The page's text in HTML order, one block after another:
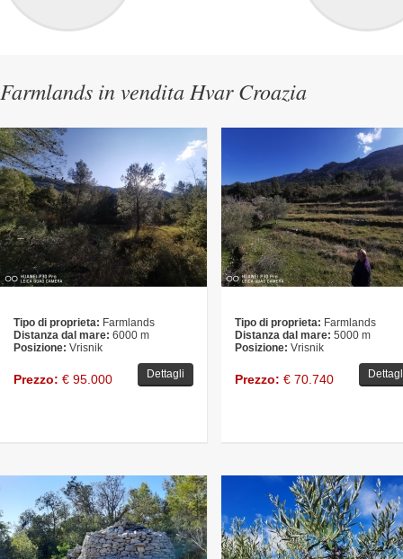
Farmlands in vendita Hvar Croazia
Tipo di proprieta: Farmlands
Distanza dal mare: 6000 m
Posizione: Vrisnik
Prezzo: € 95.000 Dettagli
Tipo di proprieta: Farmlands
Distanza dal mare: 5000 m
Posizione: Vrisnik
Prezzo: € 70.740